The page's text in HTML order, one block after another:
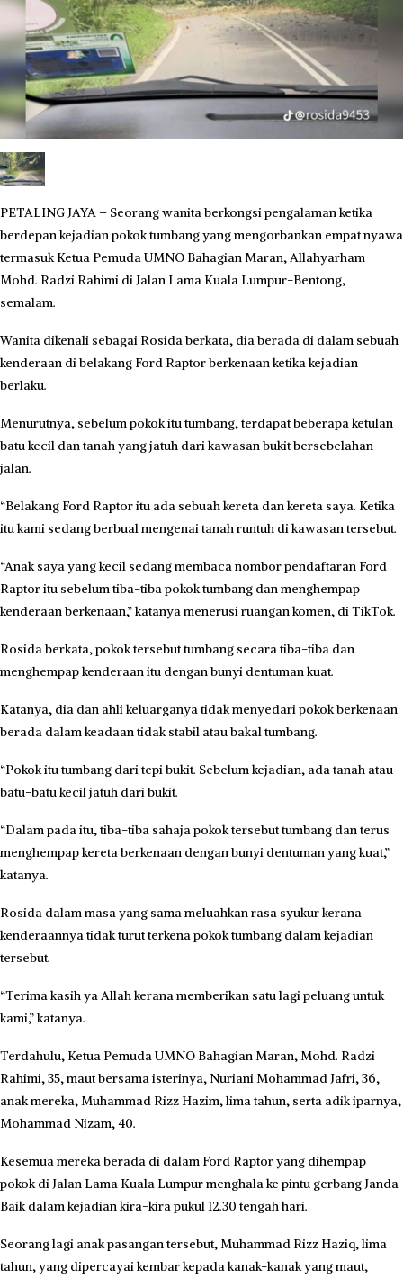
PETALING JAYA – Seorang wanita berkongsi pengalaman ketika
berdepan kejadian pokok tumbang yang mengorbankan empat nyawa
termasuk Ketua Pemuda UMNO Bahagian Maran, Allahyarham
Mohd. Radzi Rahimi di Jalan Lama Kuala Lumpur-Bentong,
semalam.
Wanita dikenali sebagai Rosida berkata, dia berada di dalam sebuah
kenderaan di belakang Ford Raptor berkenaan ketika kejadian
berlaku.
Menurutnya, sebelum pokok itu tumbang, terdapat beberapa ketulan
batu kecil dan tanah yang jatuh dari kawasan bukit bersebelahan
jalan.
“Belakang Ford Raptor itu ada sebuah kereta dan kereta saya. Ketika
itu kami sedang berbual mengenai tanah runtuh di kawasan tersebut.
“Anak saya yang kecil sedang membaca nombor pendaftaran Ford
Raptor itu sebelum tiba-tiba pokok tumbang dan menghempap
kenderaan berkenaan,” katanya menerusi ruangan komen, di TikTok.
Rosida berkata, pokok tersebut tumbang secara tiba-tiba dan
menghempap kenderaan itu dengan bunyi dentuman kuat.
Katanya, dia dan ahli keluarganya tidak menyedari pokok berkenaan
berada dalam keadaan tidak stabil atau bakal tumbang.
“Pokok itu tumbang dari tepi bukit. Sebelum kejadian, ada tanah atau
batu-batu kecil jatuh dari bukit.
“Dalam pada itu, tiba-tiba sahaja pokok tersebut tumbang dan terus
menghempap kereta berkenaan dengan bunyi dentuman yang kuat,”
katanya.
Rosida dalam masa yang sama meluahkan rasa syukur kerana
kenderaannya tidak turut terkena pokok tumbang dalam kejadian
tersebut.
“Terima kasih ya Allah kerana memberikan satu lagi peluang untuk
kami,” katanya.
Terdahulu, Ketua Pemuda UMNO Bahagian Maran, Mohd. Radzi
Rahimi, 35, maut bersama isterinya, Nuriani Mohammad Jafri, 36,
anak mereka, Muhammad Rizz Hazim, lima tahun, serta adik iparnya,
Mohammad Nizam, 40.
Kesemua mereka berada di dalam Ford Raptor yang dihempap
pokok di Jalan Lama Kuala Lumpur menghala ke pintu gerbang Janda
Baik dalam kejadian kira-kira pukul 12.30 tengah hari.
Seorang lagi anak pasangan tersebut, Muhammad Rizz Haziq, lima
tahun, yang dipercayai kembar kepada kanak-kanak yang maut,